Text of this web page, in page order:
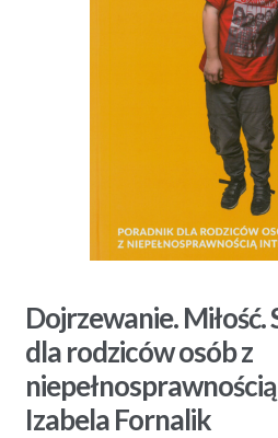
Dojrzewanie. Miłość.
dla rodziców osób z
Izabela Fornalik